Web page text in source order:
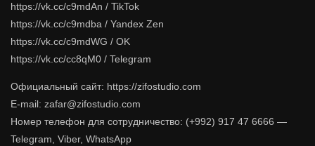
https://vk.cc/c9mdAn / TikTok
https://vk.cc/c9mdba / Yandex Zen
https://vk.cc/c9mdWG / OK
https://vk.cc/cc8qM0 / Telegram
Официальный сайт: https://zifostudio.com
E-mail: zafar@zifostudio.com
Номер телефон для сотрудничество: (+992) 917 47 6666 —
Telegram, Viber, WhatsApp